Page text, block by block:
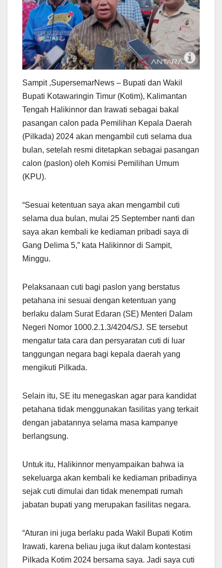
Sampit ,SupersemarNews – Bupati dan Wakil
Bupati Kotawaringin Timur (Kotim), Kalimantan
Tengah Halikinnor dan Irawati sebagai bakal
pasangan calon pada Pemilihan Kepala Daerah
(Pilkada) 2024 akan mengambil cuti selama dua
bulan, setelah resmi ditetapkan sebagai pasangan
calon (paslon) oleh Komisi Pemilihan Umum
(KPU).
“Sesuai ketentuan saya akan mengambil cuti
selama dua bulan, mulai 25 September nanti dan
saya akan kembali ke kediaman pribadi saya di
Gang Delima 5,” kata Halikinnor di Sampit,
Minggu.
Pelaksanaan cuti bagi paslon yang berstatus
petahana ini sesuai dengan ketentuan yang
berlaku dalam Surat Edaran (SE) Menteri Dalam
Negeri Nomor 1000.2.1.3/4204/SJ. SE tersebut
mengatur tata cara dan persyaratan cuti di luar
tanggungan negara bagi kepala daerah yang
mengikuti Pilkada.
Selain itu, SE itu menegaskan agar para kandidat
petahana tidak menggunakan fasilitas yang terkait
dengan jabatannya selama masa kampanye
berlangsung.
Untuk itu, Halikinnor menyampaikan bahwa ia
sekeluarga akan kembali ke kediaman pribadinya
sejak cuti dimulai dan tidak menempati rumah
jabatan bupati yang merupakan fasilitas negara.
“Aturan ini juga berlaku pada Wakil Bupati Kotim
Irawati, karena beliau juga ikut dalam kontestasi
Pilkada Kotim 2024 bersama saya. Jadi saya cuti